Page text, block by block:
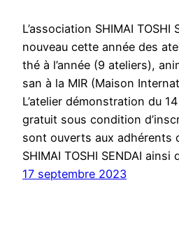
L’association SHIMAI TOSHI
nouveau cette année des
thé à l’année (9 ateliers),
san à la MIR (Maison
L’atelier démonstration du
gratuit sous condition
sont ouverts aux adhérents
SHIMAI TOSHI SENDAI ainsi
17 septembre 2023